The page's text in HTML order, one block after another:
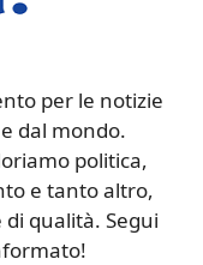
per le notizie
dal mondo.
politica,
e tanto altro,
qualità. Segui